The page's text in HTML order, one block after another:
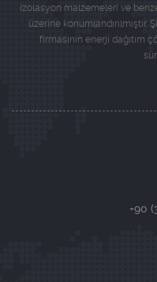
izolasyon malzemeleri ve
üzerine
firmasının enerji dağıtım
+90